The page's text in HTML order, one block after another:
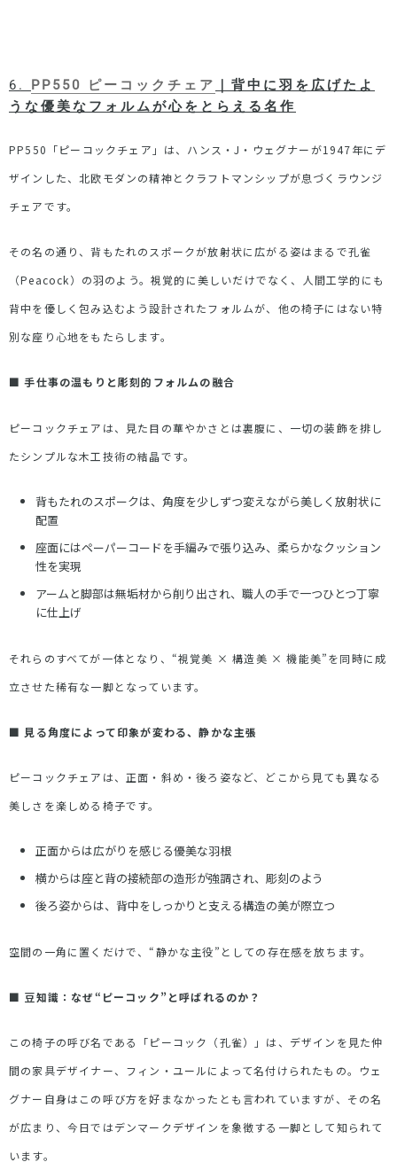
6. PP550 ピーコックチェア ｜背中に羽を広げたよ
うな優美なフォルムが心をとらえる名作
PP550 「ピーコックチェア」は、ハンス・J ・ウェグナーが1947年にデ
ザインした、北欧モダンの精神とクラフトマンシップが息づくラウンジ
チェアです。
その名の通り、背もたれのスポークが放射状に広がる姿はまるで孔雀
（Peacock）の羽のよう。視覚的に美しいだけでなく、人間工学的にも
背中を優しく包み込むよう設計されたフォルムが、他の椅子にはない特
別な座り心地をもたらします。
■ 手仕事の温もりと彫刻的フォルムの融合
ピーコックチェアは、見た目の華やかさとは裏腹に、一切の装飾を排し
たシンプルな木工技術の結晶です。
背もたれのスポークは、角度を少しずつ変えながら美しく放射状に
配置
座面にはペーパーコードを手編みで張り込み、柔らかなクッション
性を実現
アームと脚部は無垢材から削り出され、職人の手で一つひとつ丁寧
に仕上げ
それらのすべてが一体となり、 “視覚美 ×構造美 ×機能美”を同時に成
立させた稀有な一脚となっています。
■ 見る角度によって印象が変わる、静かな主張
ピーコックチェアは、正面・斜め・後ろ姿など、どこから見ても異なる
美しさを楽しめる椅子です。
正面からは広がりを感じる優美な羽根
横からは座と背の接続部の造形が強調され、彫刻のよう
後ろ姿からは、背中をしっかりと支える構造の美が際立つ
空間の一角に置くだけで、“静かな主役” としての存在感を放ちます。
■ 豆知識：なぜ“ ピーコック” と呼ばれるのか？
この椅子の呼び名である「ピーコック（孔雀）」は、デザインを見た仲
間の家具デザイナー、フィン・ユールによって名付けられたもの。ウェ
グナー自身はこの呼び方を好まなかったとも言われていますが、その名
が広まり、今日ではデンマークデザインを象徴する一脚として知られて
います。